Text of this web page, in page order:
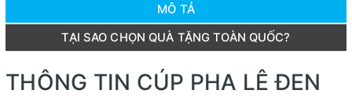
MÔ TẢ
TẠI SAO CHỌN QUÀ TẶNG TOÀN QUỐC?
THÔNG TIN CÚP PHA LÊ ĐEN